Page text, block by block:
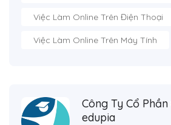
Việc Làm Online Trên Điện Thoại
Việc Làm Online Trên Máy Tính
Công Ty Cổ
edupia